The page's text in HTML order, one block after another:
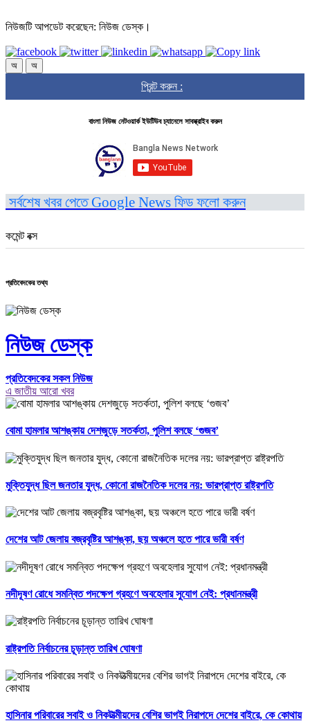
নিউজটি আপডেট করেছেন: নিউজ ডেস্ক।
অ অ
প্রিন্ট করুন :
বাংলা নিউজ নেটওয়ার্ক ইউটিউব চ্যানেলে সাবস্ক্রাইব করুন
সর্বশেষ খবর পেতে Google News ফিড ফলো করুন
কমেন্ট বক্স
প্রতিবেদকের তথ্য
নিউজ ডেস্ক
প্রতিবেদকের সকল নিউজ
এ জাতীয় আরো খবর
বোমা হামলার আশঙ্কায় দেশজুড়ে সতর্কতা, পুলিশ বলছে ‘গুজব’
মুক্তিযুদ্ধ ছিল জনতার যুদ্ধ, কোনো রাজনৈতিক দলের নয়: ভারপ্রাপ্ত রাষ্ট্রপতি
দেশের আট জেলায় বজ্রবৃষ্টির আশঙ্কা, ছয় অঞ্চলে হতে পারে ভারী বর্ষণ
নদীদূষণ রোধে সমন্বিত পদক্ষেপ গ্রহণে অবহেলার সুযোগ নেই: প্রধানমন্ত্রী
রাষ্ট্রপতি নির্বাচনের চূড়ান্ত তারিখ ঘোষণা
হাসিনার পরিবারের সবাই ও নিকটাত্মীয়দের বেশির ভাগই নিরাপদে দেশের বাইরে, কে কোথায়